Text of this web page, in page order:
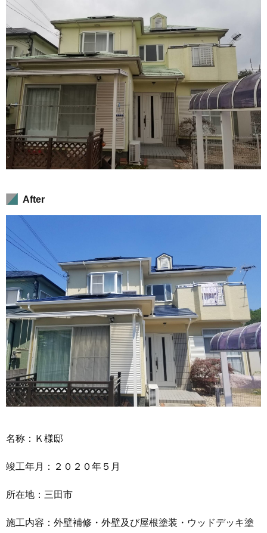
After
名称：Ｋ様邸
竣工年月：２０２０年５月
所在地：三田市
施工内容：外壁補修・外壁及び屋根塗装・ウッドデッキ塗